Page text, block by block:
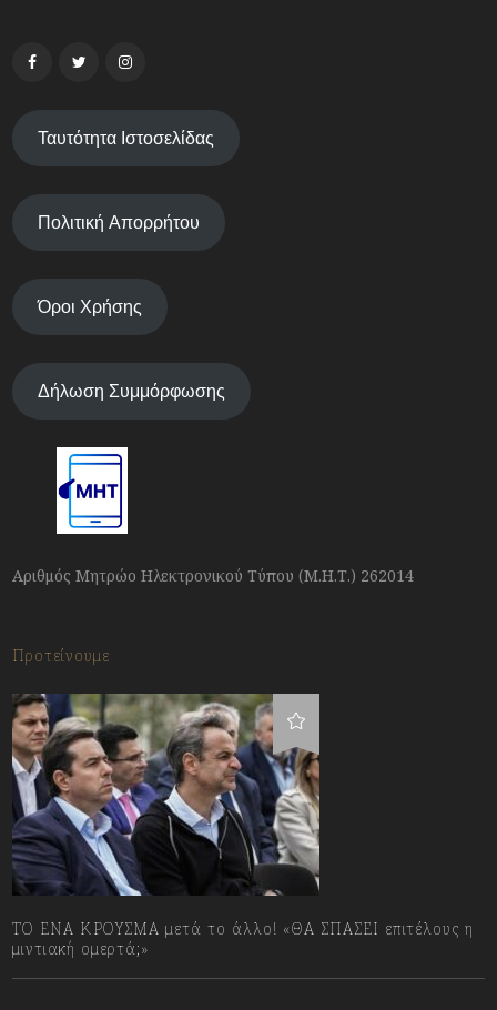
Ταυτότητα Ιστοσελίδας
Πολιτική Απορρήτου
Όροι Χρήσης
Δήλωση Συμμόρφωσης
Αριθμός Μητρώο Ηλεκτρονικού Τύπου (Μ.Η.Τ.) 262014
Προτείνουμε
ΤΟ ΕΝΑ ΚΡΟΥΣΜΑ μετά το άλλο! «ΘΑ ΣΠΑΣΕΙ επιτέλους η
μιντιακή ομερτά;»